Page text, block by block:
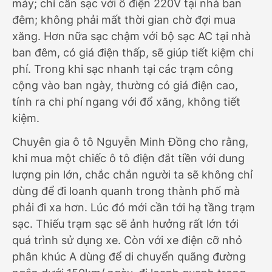
máy; chỉ cần sạc với ổ điện 220V tại nhà ban
đêm; không phải mất thời gian chờ đợi mua
xăng. Hơn nữa sạc chậm với bộ sạc AC tại nhà
ban đêm, có giá điện thấp, sẽ giúp tiết kiệm chi
phí. Trong khi sạc nhanh tại các trạm công
cộng vào ban ngày, thường có giá điện cao,
tính ra chi phí ngang với đổ xăng, không tiết
kiệm.
Chuyên gia ô tô Nguyễn Minh Đồng cho rằng,
khi mua một chiếc ô tô điện đắt tiền với dung
lượng pin lớn, chắc chắn người ta sẽ không chỉ
dùng để đi loanh quanh trong thành phố mà
phải đi xa hơn. Lúc đó mới cần tới hạ tầng trạm
sạc. Thiếu trạm sạc sẽ ảnh hưởng rất lớn tới
quá trình sử dụng xe. Còn với xe điện cỡ nhỏ
phân khúc A dùng để di chuyển quãng đường